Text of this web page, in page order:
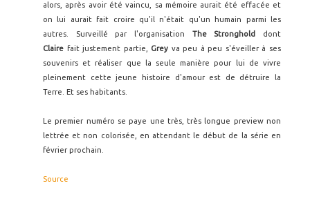
alors, après avoir été vaincu, sa mémoire aurait été effacée et
on lui aurait fait croire qu'il n'était qu'un humain parmi les
autres. Surveillé par l'organisation The Stronghold
dont
Claire fait justement partie, Grey va peu à peu s'éveiller à ses
souvenirs et réaliser que la seule manière pour lui de vivre
pleinement cette jeune histoire d'amour est de détruire la
Terre. Et ses habitants.
Le premier numéro se paye une très, très longue preview non
lettrée et non colorisée, en attendant le début de la série en
février prochain.
Source